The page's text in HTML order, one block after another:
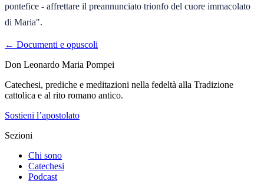
pontefice - affrettare il preannunciato trionfo del cuore immacolato
di Maria".
← Documenti e opuscoli
Don Leonardo Maria Pompei
Catechesi, prediche e meditazioni nella fedeltà alla Tradizione
cattolica e al rito romano antico.
Sostieni l’apostolato
Sezioni
Chi sono
Catechesi
Podcast